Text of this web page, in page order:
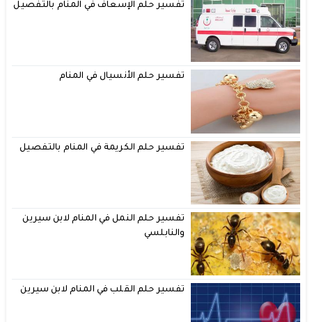
تفسير حلم الإسعاف في المنام بالتفصيل
تفسير حلم الأنسيال في المنام
تفسير حلم الكريمة في المنام بالتفصيل
تفسير حلم النمل في المنام لابن سيرين
والنابلسي
تفسير حلم القلب في المنام لابن سيرين